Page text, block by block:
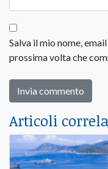
Salva il mio nome,
prossima volta che
Articoli